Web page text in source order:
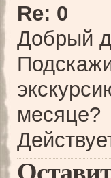
Re: 0
Добрый
месяце?